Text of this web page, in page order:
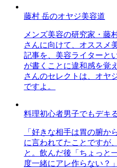
藤村 岳のオヤジ美容道
メンズ美容の研究家・藤
さんに向けて、オススメ
記事を、美容ライターと
が書くことに違和感を覚
さんのセレクトは、オヤ
ですよ。
料理初心者男子でもデキ
「好きな相手は胃の腑か
に言われてたことですが
と。飲んだ後「ちょっと
度一緒にアレ作らない？